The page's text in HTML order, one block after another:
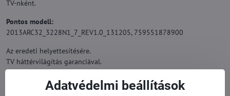
TV-nként.
Pontos modell:
2013ARC32_3228N1_7_REV1.0_131205, 759551878900
Az eredeti helyettesítésére.
TV háttérvilágítás garanciával.
Ezekhez a modellekhez alkalmas:
GRUNDIG 32CLE5407SG, GRUNDIG 32VLE4400BM, GRUNDIG
Adatvédelmi beállítások